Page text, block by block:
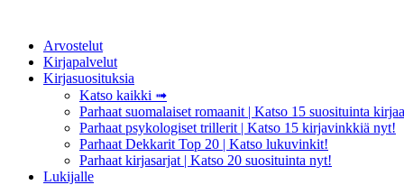
Arvostelut
Kirjapalvelut
Kirjasuosituksia
Katso kaikki ➟
Parhaat suomalaiset romaanit | Katso 15 suosituinta
Parhaat psykologiset trillerit | Katso 15 kirjavinkkiä nyt!
Parhaat Dekkarit Top 20 | Katso lukuvinkit!
Parhaat kirjasarjat | Katso 20 suosituinta nyt!
Lukijalle